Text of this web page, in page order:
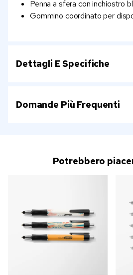
Penna a sfera con inchiostro
Gommino coordinato per
Dettagli E Specifiche
Domande Più Frequenti
Potrebbero